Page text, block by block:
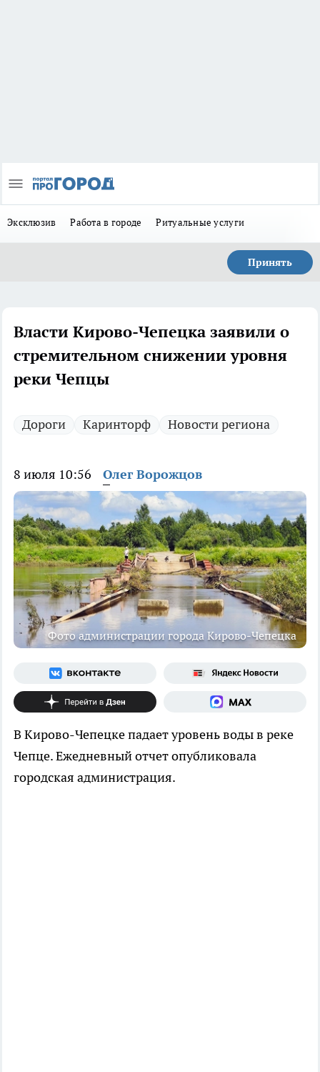
Эксклюзив Работа в городе Ритуальные услуги
Принять
Власти Кирово-Чепецка заявили о
стремительном снижении уровня
реки Чепцы
Дороги Каринторф Новости региона
8 июля 10:56 Олег Ворожцов
Фото администрации города Кирово-Чепецка
В Кирово-Чепецке падает уровень воды в реке
Чепце. Ежедневный отчет опубликовала
городская администрация.